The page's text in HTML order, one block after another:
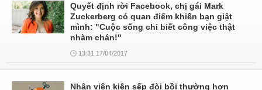
Quyết định rời Facebook, chị gái Mark
Zuckerberg có quan điểm khiến bạn giật
mình: "Cuộc sống chỉ biết công việc thật
nhàm chán!"
13:31 17/04/2017
Nhân viên kiện sếp đòi bồi thường hơn